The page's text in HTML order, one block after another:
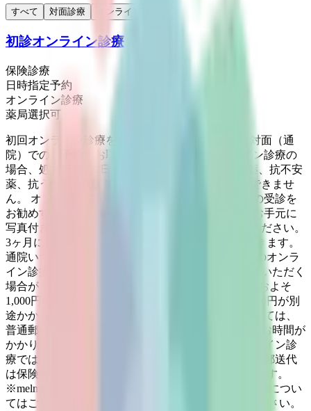
すべて 対面診療 オンライン診療
初診オンライン診療
保険診療
日時指定予約
オンライン診療
薬局選択可
初回オンライン診療をされた方は次回の再診時は対面（通
院）でのご予約をお取りください。 初診オンライン診療の
場合、処方日数は7日までです。 向精神薬（睡眠薬、抗不安
薬、抗うつ薬、ADHD治療薬など）の処方は一切できませ
ん。 オンラインで診察した結果、他の医療機関への受診を
お勧めする場合があります。 オンライン診療時はお手元に
写真付きの身分証明書・保険証・医療証をご用意ください。
3ヶ月に一度は必ず対面（通院）での通院をいただきます。
通院いただけない方は3ヶ月を超えた場合は自費でのオンラ
イン診療、または、オンライン診療をお断りさせていただく
場合がございます。 診察料（3割負担・初診の方でおよそ
1,000円前後）の他に通信料として保険外負担金5,000円が別
途かかります。 診断書、紹介状等の書類につきましては、
普通郵便での郵送となりますので、ご到着まで数日お時間が
かかります。 ※傷病手当金申請書についてはオンライン診
療では対応できかねます。ご了承ください。 書類の郵送代
は保険外負担金として別途210円お支払いいただきます。
※melmo（メルモ）アプリによるオンライン操作方法につい
てはご相談窓口（0120-13-1540）へお問い合わせください。